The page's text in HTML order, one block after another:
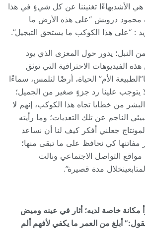
الأشدبهاءًا تغنيننا عن كل شيءٍ في هذا
محمود درويش “على هذه الأرض ما
: “على هذا الكوكب ما يستحق التبجيل”.
النبل؛ يدور حول المغزى الذي يود
الفيديوهات الاحترافية التي توثق
الأم” الحياة، أرضًا لنلمس، سماءًا
يتوجب علينا رد جزءٍ صغير من الجميل؛
من خطايا تجاه هذا الكوكب، إنهم لا
الناجم عن تلك التعديات؛ وما رأيته
جعلني أفكر كيف لنا أن نساعد
مفاتنها كي نحافظ على ما تبقى منها؛
التواصل الاجتماعي ونالت
مدة قصيرة”.
مكانة خاصة لديه؛ أثار في عينه وميض
أبلغ من العمر ما يكفي لأفهم ألم